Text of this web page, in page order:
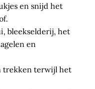
en snijd het
bleekselderij, het
en
trekken terwijl het